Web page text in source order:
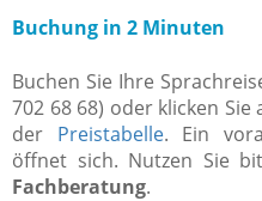
Buchung in 2 Minuten
Buchen Sie Ihre
702 68 68) oder klicken
der Preistabelle. Ein
öffnet sich. Nutzen Sie
Fachberatung.